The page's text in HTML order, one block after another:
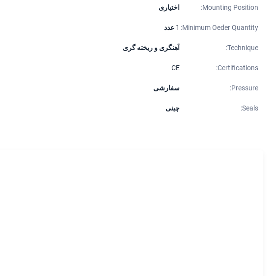
Mounting Position: اختیاری
Minimum Oeder Quantity: 1 عدد
Technique: آهنگری و ریخته گری
Certifications:
CE
Pressure: سفارشی
Seals: چینی